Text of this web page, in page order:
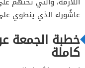
عاشُوراء الذي ينطوي
خطبة الجمعة
كاملة